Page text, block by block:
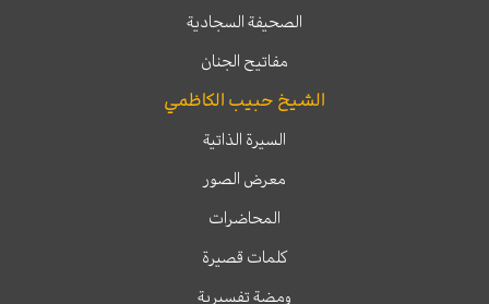
الصحيفة السجادية
مفاتيح الجنان
الشيخ حبيب الكاظمي
السيرة الذاتية
معرض الصور
المحاضرات
كلمات قصيرة
ومضة تفسيرية